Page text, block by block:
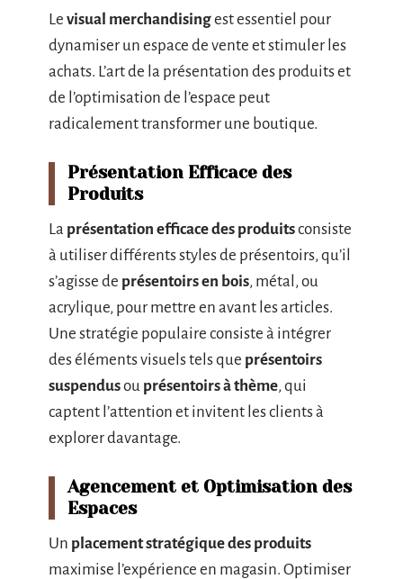
Le visual merchandisingest essentiel pour
dynamiser un espace de vente et stimuler les
achats. L’art de la présentation des produits et
de l’optimisation de l’espace peut
radicalement transformer une boutique.
Présentation Efficace des
Produits
La présentation efficace des produitsconsiste
à utiliser différents styles de présentoirs, qu’il
s’agisse de présentoirs en bois, métal, ou
acrylique, pour mettre en avant les articles.
Une stratégie populaire consiste à intégrer
des éléments visuels tels que présentoirs
suspendusou présentoirs à thème, qui
captent l’attention et invitent les clients à
explorer davantage.
Agencement et Optimisation des
Espaces
Un placement stratégique des produits
maximise l’expérience en magasin. Optimiser